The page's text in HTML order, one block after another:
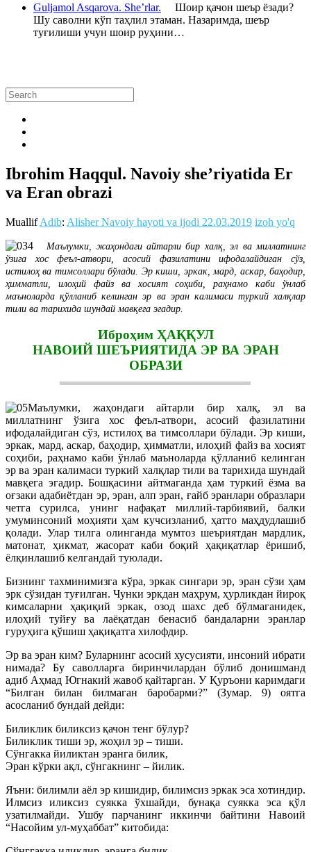
Guljamol Asqarova. She’rlar. Шоир қачон шеър ёзади?
Шу саволни кўп таҳлил этаман. Назаримда, шеър
туғилиши учун шоир руҳини…
Ibrohim Haqqul. Navoiy she’riyatida Er
va Eran obrazi
MuallifAdib: Alisher Navoiy hayoti va ijodi 22.03.2019 izoh yo'q
Маълумки, жаҳондаги айтарли бир халқ, эл ва миллатнинг
ўзига хос феъл-атвори, асосий фазилатини ифодалайдиган сўз,
истилоҳ ва тимсоллари бўлади. Эр киши, эркак, мард, аскар, баҳодир,
ҳимматли, илоҳий файз ва хосият соҳиби, раҳнамо каби ўнлаб
маъноларда қўлланиб келинган эр ва эран калимаси туркий халқлар
тили ва тарихида шундай мавқега эгадир.
Иброҳим ҲАҚҚУЛ
НАВОИЙ ШЕЪРИЯТИДА ЭР ВА ЭРАН
ОБРАЗИ
Маълумки, жаҳондаги айтарли бир халқ, эл ва
миллатнинг ўзига хос феъл-атвори, асосий фазилатини
ифодалайдиган сўз, истилоҳ ва тимсоллари бўлади. Эр киши,
эркак, мард, аскар, баҳодир, ҳимматли, илоҳий файз ва хосият
соҳиби, раҳнамо каби ўнлаб маъноларда қўлланиб келинган
эр ва эран калимаси туркий халқлар тили ва тарихида шундай
мавқега эгадир. Бошқасини айтмаганда ҳам туркий ёзма ва
оғзаки адабиётдан эр, эран, алп эран, ғайб эранлари образлари
четга сурилса, унинг нафақат миллий-тарбиявий, балки
умуминсоний моҳияти ҳам кучсизланиб, ҳатто маҳдудлашиб
қолади. Улар тилга олинганда мумтоз шеъриятдан мардлик,
матонат, ҳикмат, жасорат каби боқий ҳақиқатлар ёришиб,
ёлқинлашиб келгандай туюлади.
Бизнинг тахминимизга кўра, эркак сингари эр, эран сўзи ҳам
эрк сўзидан туғилган. Чунки эркдан маҳрум, ҳурликдан йироқ
кимсаларни ҳақиқий эркак, озод шахс деб бўлмаганидек,
илоҳий туйғу ва лаёқатдан бенасиб бандаларни эранлар
гуруҳига қўшиш ҳақиқатга хилофдир.
Эр ва эран ким? Буларнинг асосий хусусияти, инсоний ибрати
нимада? Бу саволларга биринчилардан бўлиб донишманд
адиб Аҳмад Югнакий жавоб қайтарган. У Қуръони каримдаги
“Билган билан билмаган баробарми?” (Зумар. 9) оятга
асосланиб бундай дейди:
Биликлик биликсиз қачон тенг бўлур?
Биликлик тиши эр, жоҳил эр – тиши.
Сўнгакка йиликтан эранга билик,
Эран кўрки ақл, сўнгакнинг – йилик.
Яъни: билимли аёл эр кишидир, билимсиз эркак эса хотиндир.
Илмсиз иликсиз суякка ўхшайди, бунақа суякка эса қўл
узатилмайди. Ушбу парчанинг иккинчи байтини Навоий
“Насойим ул-муҳаббат” китобида: